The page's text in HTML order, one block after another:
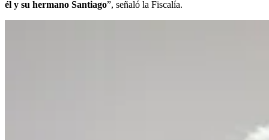
él y su hermano Santiago”, señaló la Fiscalía.